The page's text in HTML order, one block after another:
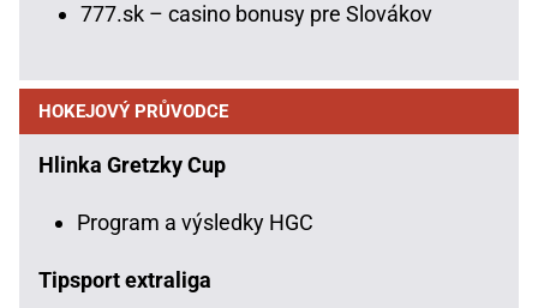
777.sk – casino bonusy pre Slovákov
HOKEJOVÝ PRŮVODCE
Hlinka Gretzky Cup
Program a výsledky HGC
Tipsport extraliga